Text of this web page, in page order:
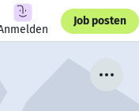
Job posten